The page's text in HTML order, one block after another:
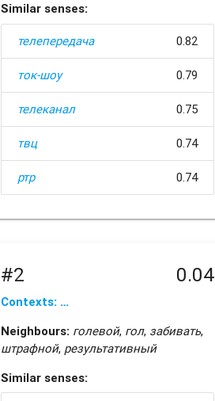
Similar senses:
телепередача 0.82
ток-шоу 0.79
телеканал 0.75
твц 0.74
ртр 0.74
#2 0.04
Contexts: …
Neighbours: голевой, гол, забивать,
штрафной, результативный
Similar senses: